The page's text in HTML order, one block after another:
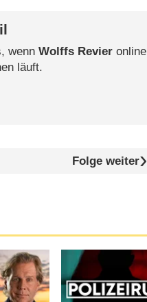
wenn Wolffs Revieronline
läuft.
Folge weiter